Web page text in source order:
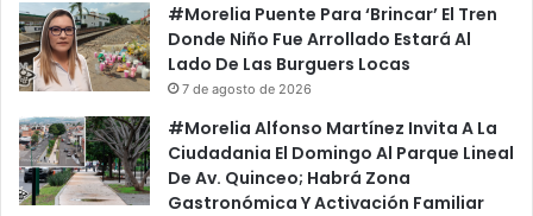
#Morelia Puente Para ‘Brincar’ El Tren
Donde Niño Fue Arrollado Estará Al
Lado De Las Burguers Locas
7 de agosto de 2026
#Morelia Alfonso Martínez Invita A La
Ciudadania El Domingo Al Parque Lineal
De Av. Quinceo; Habrá Zona
Gastronómica Y Activación Familiar